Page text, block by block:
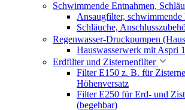
Schwimmende Entnahmen,
Ansaugfilter, schwimmende
Schläuche,
Regenwasser-Druckpumpen
Hauswasserwerk mit Aspri
Erdfilter und Zisternenfilter
Filter E150 z. B. für
Höhenversatz
Filter E250 für Erd- und
(begehbar)